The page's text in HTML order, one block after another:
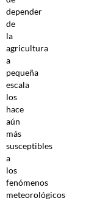
depender
de
la
agricultura
a
pequeña
escala
los
hace
aún
más
susceptibles
a
los
fenómenos
meteorológicos